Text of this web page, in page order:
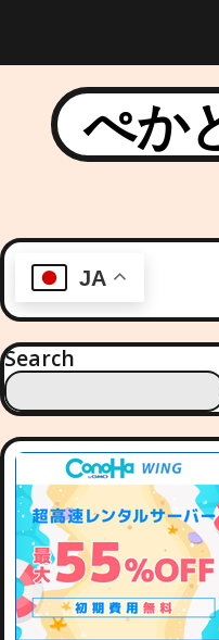
ぺか
JA
Search